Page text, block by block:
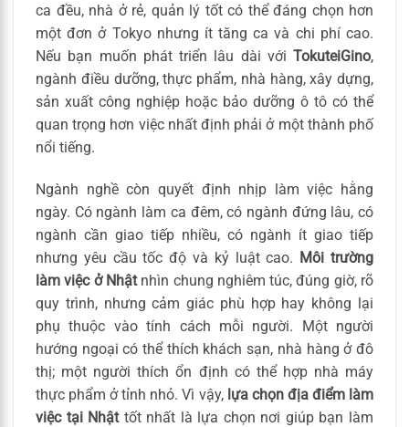
ca đều, nhà ở rẻ, quản lý tốt có thể đáng chọn hơn
một đơn ở Tokyo nhưng ít tăng ca và chi phí cao.
Nếu bạn muốn phát triển lâu dài với TokuteiGino,
ngành điều dưỡng, thực phẩm, nhà hàng, xây dựng,
sản xuất công nghiệp hoặc bảo dưỡng ô tô có thể
quan trọng hơn việc nhất định phải ở một thành phố
nổi tiếng.
Ngành nghề còn quyết định nhịp làm việc hằng
ngày. Có ngành làm ca đêm, có ngành đứng lâu, có
ngành cần giao tiếp nhiều, có ngành ít giao tiếp
nhưng yêu cầu tốc độ và kỷ luật cao. Môi trường
làm việc ở Nhậtnhìn chung nghiêm túc, đúng giờ, rõ
quy trình, nhưng cảm giác phù hợp hay không lại
phụ thuộc vào tính cách mỗi người. Một người
hướng ngoại có thể thích khách sạn, nhà hàng ở đô
thị; một người thích ổn định có thể hợp nhà máy
thực phẩm ở tỉnh nhỏ. Vì vậy, lựa chọn địa điểm làm
việc tại Nhậttốt nhất là lựa chọn nơi giúp bạn làm